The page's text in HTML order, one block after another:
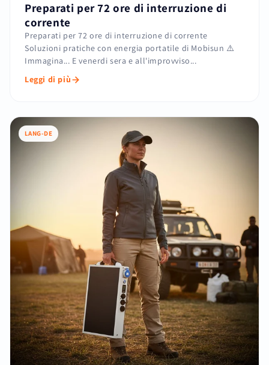
Preparati per 72 ore di interruzione di
corrente
Preparati per 72 ore di interruzione di corrente
Soluzioni pratiche con energia portatile di Mobisun ⚠️
Immagina... E venerdi sera e all'improvviso...
Leggi di più
LANG-DE